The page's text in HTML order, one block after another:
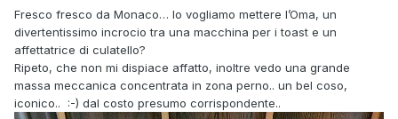
Fresco fresco da Monaco… lo vogliamo mettere l’Oma, un
divertentissimo incrocio tra una macchina per i toast e un
affettatrice di culatello?
Ripeto, che non mi dispiace affatto, inoltre vedo una grande
massa meccanica concentrata in zona perno.. un bel coso,
iconico.. :-) dal costo presumo corrispondente..